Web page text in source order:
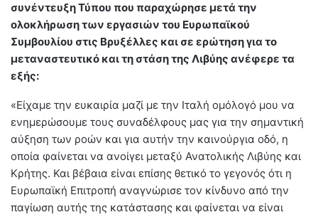
συνέντευξη Τύπου που παραχώρησε μετά την
ολοκλήρωση των εργασιών του Ευρωπαϊκού
Συμβουλίου στις Βρυξέλλες και σε ερώτηση για το
μεταναστευτικό και τη στάση της Λιβύης ανέφερε τα
εξής:
«Είχαμε την ευκαιρία μαζί με την Ιταλή ομόλογό μου να
ενημερώσουμε τους συναδέλφους μας για την σημαντική
αύξηση των ροών και για αυτήν την καινούργια οδό, η
οποία φαίνεται να ανοίγει μεταξύ Ανατολικής Λιβύης και
Κρήτης. Και βέβαια είναι επίσης θετικό το γεγονός ότι η
Ευρωπαϊκή Επιτροπή αναγνώρισε τον κίνδυνο από την
παγίωση αυτής της κατάστασης και φαίνεται να είναι